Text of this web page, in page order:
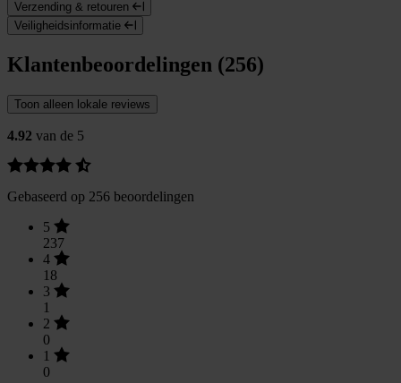
Verzending & retouren
Veiligheidsinformatie
Klantenbeoordelingen (256)
Toon alleen lokale reviews
4.92 van de 5
Gebaseerd op 256 beoordelingen
5
237
4
18
3
1
2
0
1
0